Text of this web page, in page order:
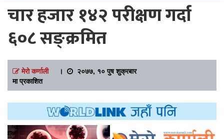
चार हजार १४२ परीक्षण गर्दा
६०८ सङ्क्रमित
मेरो कर्णाली।
२०७७, १० पुष शुक्रबार
मा प्रकाशित